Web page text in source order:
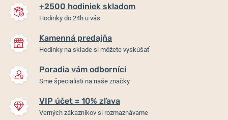
Davosa Ternos Automatic
Medium 166.195.05
Do 10 dní
995 €
+2500 hodiniek skladom
Hodinky do 24h u vás
Kamenná predajňa
Hodinky na sklade si môžete vyskúšať
Poradia vám odborníci
Sme špecialisti na naše značky
VIP účet = 10% zľava
Verných zákazníkov si rozmaznávame